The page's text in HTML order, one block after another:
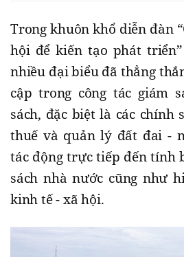
Trong khuôn khổ diễn đàn
hội để kiến tạo phát
nhiều đại biểu đã thẳng
cập trong công tác giám
sách, đặc biệt là các chính
thuế và quản lý đất đai -
tác động trực tiếp đến tính
sách nhà nước cũng như
kinh tế - xã hội.